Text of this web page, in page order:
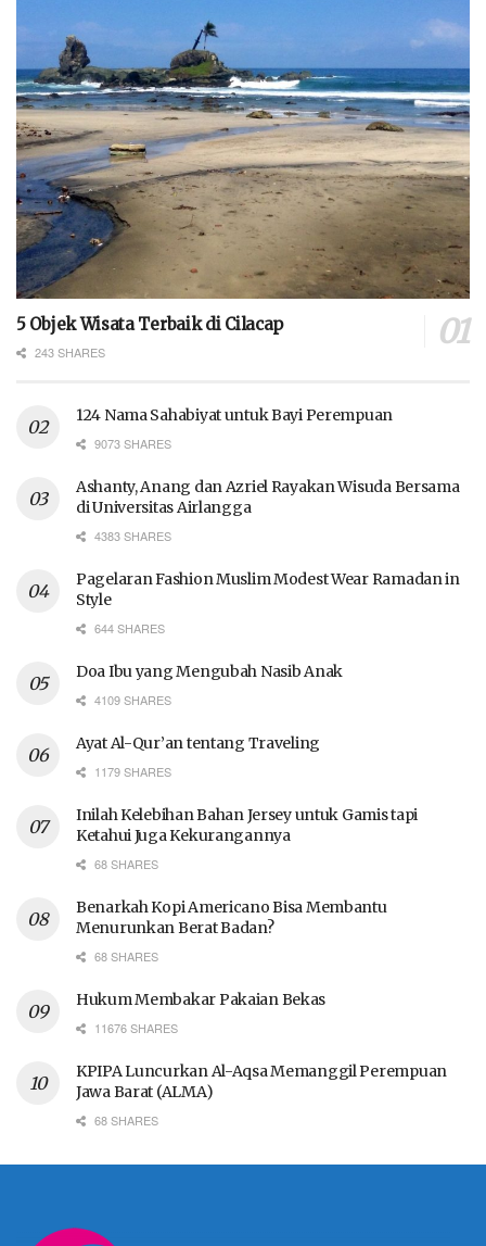
5 Objek Wisata Terbaik di Cilacap
243 SHARES
124 Nama Sahabiyat untuk Bayi Perempuan
9073 SHARES
Ashanty, Anang dan Azriel Rayakan Wisuda Bersama
di Universitas Airlangga
4383 SHARES
Pagelaran Fashion Muslim Modest Wear Ramadan in
Style
644 SHARES
Doa Ibu yang Mengubah Nasib Anak
4109 SHARES
Ayat Al-Qur’an tentang Traveling
1179 SHARES
Inilah Kelebihan Bahan Jersey untuk Gamis tapi
Ketahui Juga Kekurangannya
68 SHARES
Benarkah Kopi Americano Bisa Membantu
Menurunkan Berat Badan?
68 SHARES
Hukum Membakar Pakaian Bekas
11676 SHARES
KPIPA Luncurkan Al-Aqsa Memanggil Perempuan
Jawa Barat (ALMA)
68 SHARES